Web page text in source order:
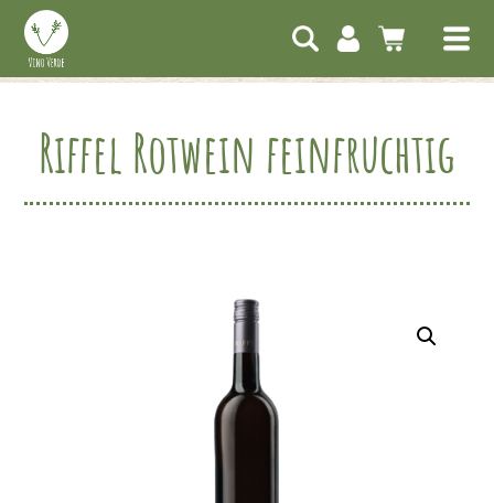
Riffel Rotwein feinfruchtig